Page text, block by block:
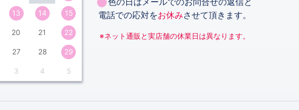
13 14 15
20 21 22
27 28 29
3 4 5
電話での応対をお休みさせて頂きます。
※ネット通販と実店舗の休業日は異なります。